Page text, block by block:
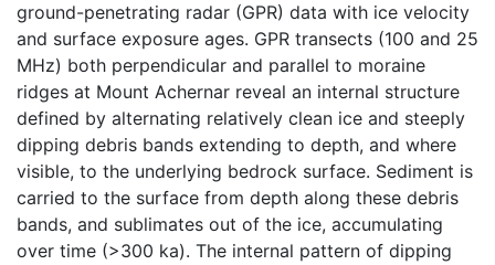
ground-penetrating radar (GPR) data with ice velocity
and surface exposure ages. GPR transects (100 and 25
MHz) both perpendicular and parallel to moraine
ridges at Mount Achernar reveal an internal structure
defined by alternating relatively clean ice and steeply
dipping debris bands extending to depth, and where
visible, to the underlying bedrock surface. Sediment is
carried to the surface from depth along these debris
bands, and sublimates out of the ice, accumulating
over time (>300 ka). The internal pattern of dipping